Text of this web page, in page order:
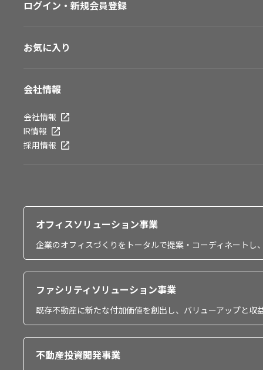
ログイン・新規会員登録
お気に入り
会社情報
会社情報
IR情報
採用情報
オフィスソリューション事業
企業のオフィスづくりをトータルで提案・コーディネート
ファシリティソリューション事業
既存不動産に新たな付加価値を創出し、バリューアップと収
不動産投資開発事業